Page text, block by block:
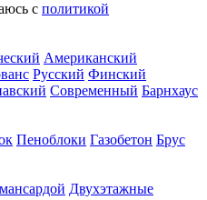
с политикой
Американский
Русский Финский
Современный Барнхаус
Пеноблоки Газобетон Брус
Двухэтажные